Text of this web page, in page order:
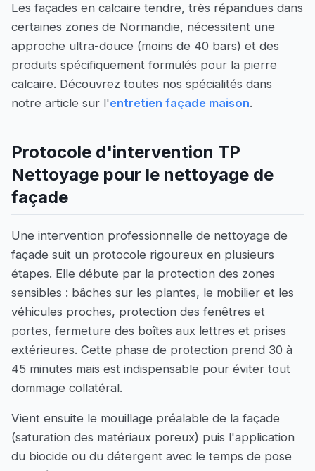
Les façades en calcaire tendre, très répandues dans
certaines zones de Normandie, nécessitent une
approche ultra-douce (moins de 40 bars) et des
produits spécifiquement formulés pour la pierre
calcaire. Découvrez toutes nos spécialités dans
notre article sur l'entretien façade maison.
Protocole d'intervention TP
Nettoyage pour le nettoyage de
façade
Une intervention professionnelle de nettoyage de
façade suit un protocole rigoureux en plusieurs
étapes. Elle débute par la protection des zones
sensibles : bâches sur les plantes, le mobilier et les
véhicules proches, protection des fenêtres et
portes, fermeture des boîtes aux lettres et prises
extérieures. Cette phase de protection prend 30 à
45 minutes mais est indispensable pour éviter tout
dommage collatéral.
Vient ensuite le mouillage préalable de la façade
(saturation des matériaux poreux) puis l'application
du biocide ou du détergent avec le temps de pose